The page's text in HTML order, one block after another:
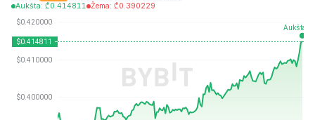
Aukšta: ₾0.414811 Žema: ₾0.390229